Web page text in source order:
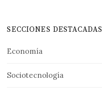
SECCIONES DESTACADAS
Economía
Sociotecnología